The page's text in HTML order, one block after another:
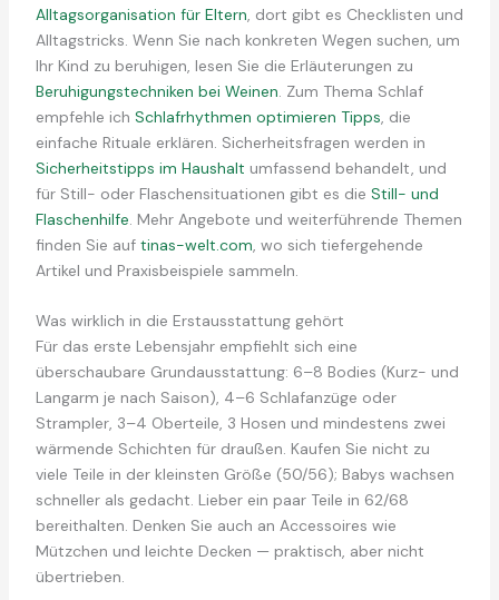
Alltagsorganisation für Eltern, dort gibt es Checklisten und
Alltagstricks. Wenn Sie nach konkreten Wegen suchen, um
Ihr Kind zu beruhigen, lesen Sie die Erläuterungen zu
Beruhigungstechniken bei Weinen. Zum Thema Schlaf
empfehle ich Schlafrhythmen optimieren Tipps, die
einfache Rituale erklären. Sicherheitsfragen werden in
Sicherheitstipps im Haushalt umfassend behandelt, und
für Still- oder Flaschensituationen gibt es die Still- und
Flaschenhilfe. Mehr Angebote und weiterführende Themen
finden Sie auf tinas-welt.com, wo sich tiefergehende
Artikel und Praxisbeispiele sammeln.
Was wirklich in die Erstausstattung gehört
Für das erste Lebensjahr empfiehlt sich eine
überschaubare Grundausstattung: 6–8 Bodies (Kurz- und
Langarm je nach Saison), 4–6 Schlafanzüge oder
Strampler, 3–4 Oberteile, 3 Hosen und mindestens zwei
wärmende Schichten für draußen. Kaufen Sie nicht zu
viele Teile in der kleinsten Größe (50/56); Babys wachsen
schneller als gedacht. Lieber ein paar Teile in 62/68
bereithalten. Denken Sie auch an Accessoires wie
Mützchen und leichte Decken — praktisch, aber nicht
übertrieben.